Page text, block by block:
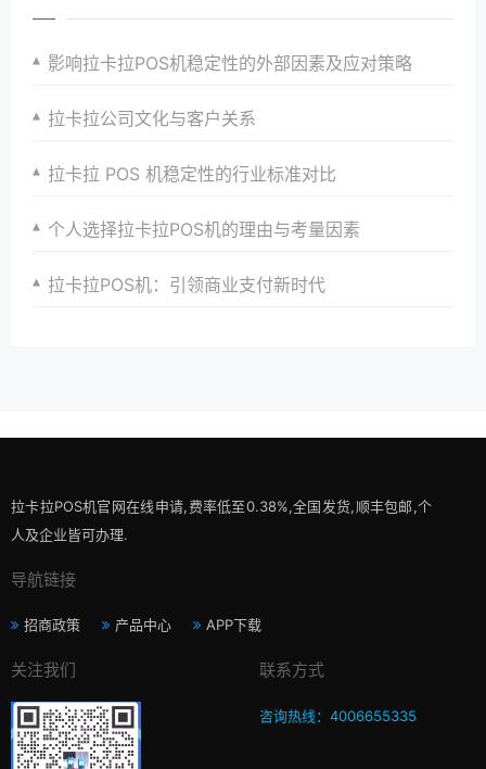
影响拉卡拉POS机稳定性的外部因素及应对策略
拉卡拉公司文化与客户关系
拉卡拉 POS 机稳定性的行业标准对比
个人选择拉卡拉POS机的理由与考量因素
拉卡拉POS机：引领商业支付新时代
拉卡拉POS机官网在线申请,费率低至0.38%,全国发货,顺丰包邮,个
人及企业皆可办理.
导航链接
招商政策 产品中心 APP下载
关注我们 联系方式
咨询热线：4006655335